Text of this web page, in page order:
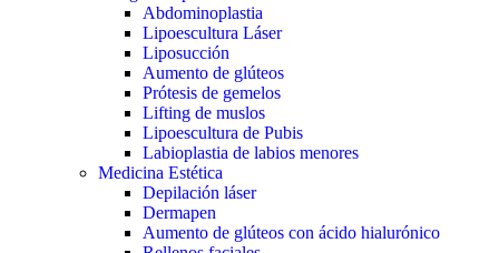
Abdominoplastia
Lipoescultura Láser
Liposucción
Aumento de glúteos
Prótesis de gemelos
Lifting de muslos
Lipoescultura de Pubis
Labioplastia de labios menores
Medicina Estética
Depilación láser
Dermapen
Aumento de glúteos con ácido hialurónico